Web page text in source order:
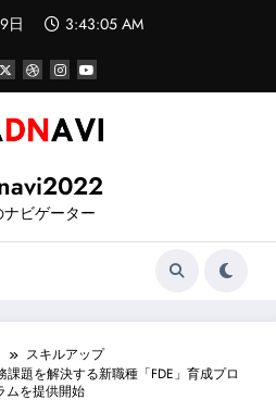
日 3:43:06 AM
ナビゲーター
スキルアップ
題を解決する新職種「FDE」育成プロ
ムを提供開始